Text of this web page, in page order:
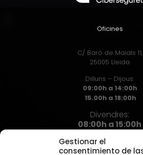
Gestionar el
consentimiento de
Oficines
C/ Baró de Maials 11,
25005 Lleida
Dilluns – Dijous:
09:00h a 14:00h
15.00h a 18:00h
Divendres:
08:00h a 15:00h